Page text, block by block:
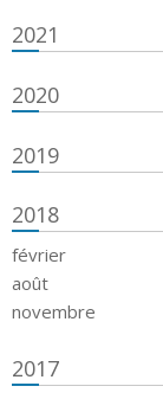
2021
2020
2019
2018
février
août
novembre
2017